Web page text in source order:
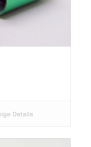
Details